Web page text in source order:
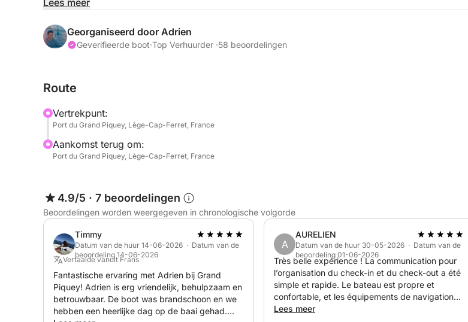
vriendelijke en ontspannen sfeer. Tussen de weerspiegeling van de ondergaande zon op het
belooft deze ervaring een tijdloos moment.
ligbedden, een audiosysteem, een tafel voor een aperitief en talloze perfecte plekjes om de
Deze excursie is ideaal voor een gezellig uitje met vrienden, familie of gewoon om de baai van
Arcachon in een uitzonderlijk licht te ontdekken.
Niet inbegrepen (ter plaatse te betalen):
Schipper: € 150
Brandstof (op basis van verbruik)
Beschikbare opties:
Opblaasband achter een boot: € 30 / reservering
Waterskiën: € 30 / reservering
Wakeboarden: € 30 / dag
Lees meer
Georganiseerd door Adrien
Geverifieerde boot·Top Verhuurder ·58 beoordelingen
Route
Vertrekpunt:
Port du Grand Piquey, Lège-Cap-Ferret, France
Aankomst terug om:
Port du Grand Piquey, Lège-Cap-Ferret, France
4.9/5 · 7 beoordelingen
Beoordelingen worden weergegeven in chronologische volgorde
Timmy
Datum van de huur 14-06-2026 · Datum van de
beoordeling 14-06-2026
Vertaalde vanuit Frans
Fantastische ervaring met Adrien bij Grand
Piquey! Adrien is erg vriendelijk, behulpzaam en
betrouwbaar. De boot was brandschoon en we
hebben een heerlijke dag op de baai gehad.
A
AURELIEN
Datum van de huur 30-05-2026 · Datum van de
beoordeling 01-06-2026
Très belle expérience ! La communication pour
l’organisation du check-in et du check-out a été
simple et rapide. Le bateau est propre et
confortable, et les équipements de navigation
fonctionnent parfaitement. Nous étions 15 à
Lees meer